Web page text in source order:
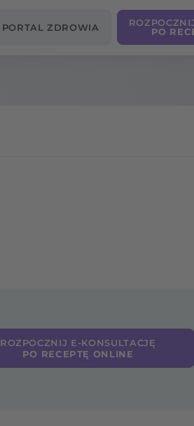
PORTAL ZDROWIA
PO
ROZPOCZNIJ E-KONSULTACJĘ
PO RECEPTĘ ONLINE